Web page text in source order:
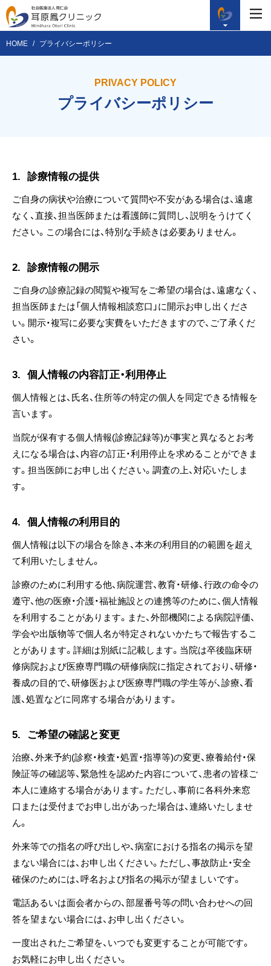
HOME プライバシーポリシー
PRIVACY POLICY
プライバシーポリシー
1. 診療情報の提供
ご自身の病状や治療について質問や不安がある場合は、遠慮
なく、直接、担当医師または看護師に質問し、説明をうけてく
ださい。この場合には、特別な手続きは必要ありません。
2. 診療情報の開示
ご自身の診療記録の閲覧や複写をご希望の場合は、遠慮なく、
担当医師または「個人情報相談窓口」に開示お申し出くださ
い。開示・複写に必要な実費をいただきますので、ご了承くだ
さい。
3. 個人情報の内容訂正・利用停止
個人情報とは、氏名、住所等の特定の個人を同定できる情報を
言います。
当院が保有する個人情報(診療記録等)が事実と異なるとお考
えになる場合は、内容の訂正・利用停止を求めることができま
す。担当医師にお申し出ください。調査の上、対応いたしま
す。
4. 個人情報の利用目的
個人情報は以下の場合を除き、本来の利用目的の範囲を超え
て利用いたしません。
診療のために利用する他、病院運営、教育・研修、行政の命令の
遵守、他の医療・介護・福祉施設との連携等のために、個人情報
を利用することがあります。また、外部機関による病院評価、
学会や出版物等で個人名が特定されないかたちで報告するこ
とがあります。詳細は別紙に記載します。当院は卒後臨床研
修病院および医療専門職の研修病院に指定されており、研修・
養成の目的で、研修医および医療専門職の学生等が、診療、看
護、処置などに同席する場合があります。
5. ご希望の確認と変更
治療、外来予約(診察・検査・処置・指導等)の変更、療養給付・保
険証等の確認等、緊急性を認めた内容について、患者の皆様ご
本人に連絡する場合があります。ただし、事前に各科外来窓
口または受付までお申し出があった場合は、連絡いたしませ
ん。
外来等での指名の呼び出しや、病室における指名の掲示を望
まない場合には、お申し出ください。ただし、事故防止・安全
確保のためには、呼名および指名の掲示が望ましいです。
電話あるいは面会者からの、部屋番号等の問い合わせへの回
答を望まない場合には、お申し出ください。
一度出されたご希望を、いつでも変更することが可能です。
お気軽にお申し出ください。